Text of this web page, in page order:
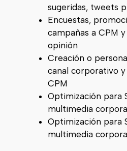
sugeridas, tweets
Encuestas,
campañas a CPM
opinión
Creación o
canal corporativo y
CPM
Optimización para
multimedia
Optimización para
multimedia